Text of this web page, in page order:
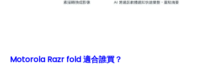
Motorola Razr fold 適合誰買？